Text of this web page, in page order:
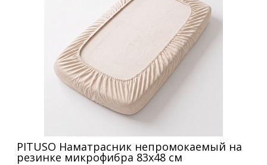
PITUSO Наматрасник непромокаемый на
резинке микрофибра 83х48 см